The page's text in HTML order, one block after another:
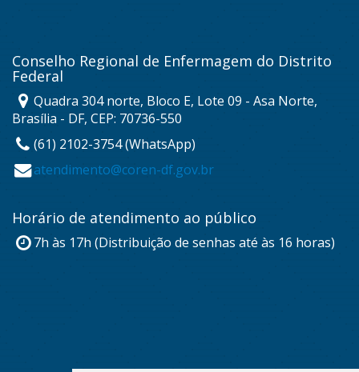
Conselho Regional de Enfermagem do Distrito
Federal
Quadra 304 norte, Bloco E, Lote 09 - Asa Norte,
Brasília - DF, CEP: 70736-550
(61) 2102-3754 (WhatsApp)
atendimento@coren-df.gov.br
Horário de atendimento ao público
7h às 17h (Distribuição de senhas até às 16 horas)